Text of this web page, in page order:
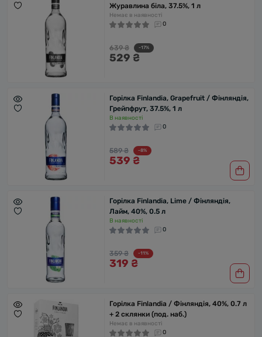
Журавлина біла, 37.5%, 1 л
Немає в наявності
0
639 ₴ -17%
529 ₴
Горілка Finlandia, Grapefruit / Фінляндія,
Грейпфрут, 37.5%, 1 л
В наявності
0
589 ₴ -8%
539 ₴
Горілка Finlandia, Lime / Фінляндія,
Лайм, 40%, 0.5 л
В наявності
0
359 ₴ -11%
319 ₴
Горілка Finlandia / Фінляндія, 40%, 0.7 л
+ 2 склянки (под. наб.)
Немає в наявності
0